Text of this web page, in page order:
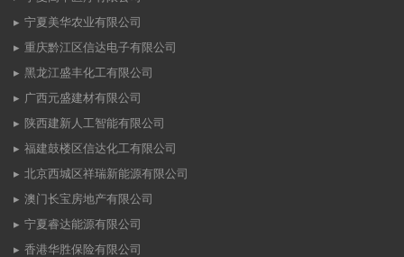
宁夏美华农业有限公司
重庆黔江区信达电子有限公司
黑龙江盛丰化工有限公司
广西元盛建材有限公司
陕西建新人工智能有限公司
福建鼓楼区信达化工有限公司
北京西城区祥瑞新能源有限公司
澳门长宝房地产有限公司
宁夏睿达能源有限公司
香港华胜保险有限公司